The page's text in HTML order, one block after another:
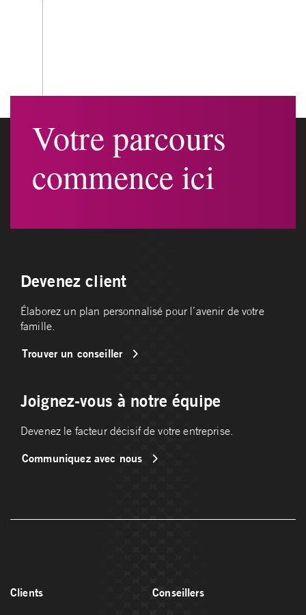
Votre parcours
commence ici
Devenez client
Élaborez un plan personnalisé pour l’avenir de votre
famille.
Trouver un conseiller
Joignez-vous à notre équipe
Devenez le facteur décisif de votre entreprise.
Communiquez avec nous
Clients Conseillers